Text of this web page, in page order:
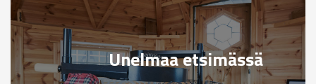
Unelmaa etsimässä